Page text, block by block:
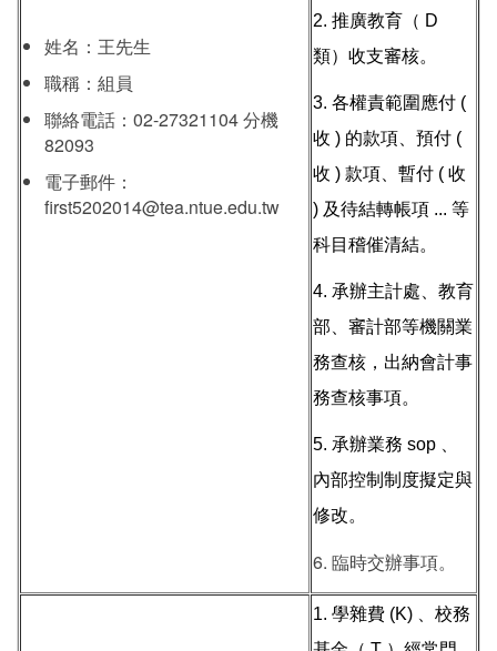
姓名：王先生
職稱：組員
聯絡電話：02-27321104 分機
82093
電子郵件：
first5202014@tea.ntue.edu.tw
2. 推廣教育（ D
類）收支審核。
3. 各權責範圍應付 (
收 ) 的款項、預付 (
收 ) 款項、暫付 ( 收
) 及待結轉帳項 ... 等
科目稽催清結。
4. 承辦主計處、教育
部、審計部等機關業
務查核，出納會計事
務查核事項。
5. 承辦業務 sop 、
內部控制制度擬定與
修改。
6. 臨時交辦事項。
1. 學雜費 (K) 、校務